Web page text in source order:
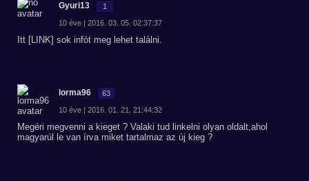
Gyuri13 1
10 éve | 2016. 03. 05. 02:37:37
Itt [LINK] sok infót meg lehet találni.
lorma96 63
10 éve | 2016. 01. 21. 21:44:32
Megéri megvenni a kieget ? Valaki tud linkelni olyan oldalt,ahol
magyarúl le van írva miket tartalmaz az új kieg ?